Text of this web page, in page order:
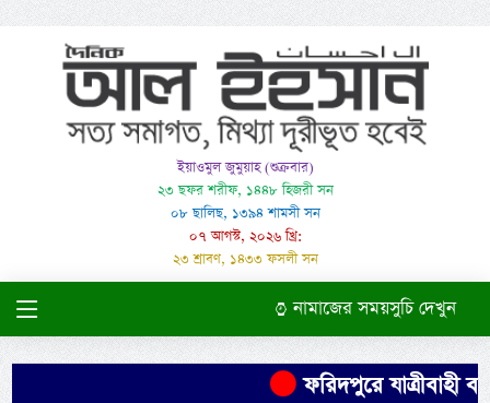
ইয়াওমুল জুমুয়াহ (শুক্রবার)
২৩ ছফর শরীফ, ১৪৪৮ হিজরী সন
০৮ ছালিছ, ১৩৯৪ শামসী সন
০৭ আগস্ট, ২০২৬ খ্রি:
২৩ শ্রাবণ, ১৪৩৩ ফসলী সন
নামাজের সময়সুচি দেখুন
ফরিদপুরে যাত্রীবাহী